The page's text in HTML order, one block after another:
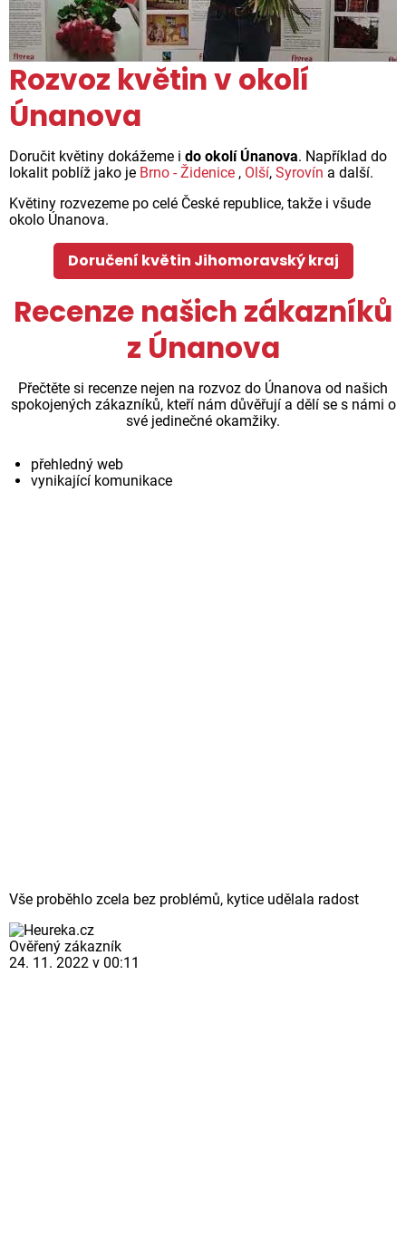
Rozvoz květin v okolí
Únanova
Doručit květiny dokážeme i do okolí Únanova. Například do
lokalit poblíž jako je Brno - Židenice , Olší, Syrovín a další.
Květiny rozvezeme po celé České republice, takže i všude
okolo Únanova.
Doručení květin Jihomoravský kraj
Recenze našich zákazníků
z Únanova
Přečtěte si recenze nejen na rozvoz do Únanova od našich
spokojených zákazníků, kteří nám důvěřují a dělí se s námi o
své jedinečné okamžiky.
přehledný web
vynikající komunikace
Vše proběhlo zcela bez problémů, kytice udělala radost
Ověřený zákazník
24. 11. 2022 v 00:11